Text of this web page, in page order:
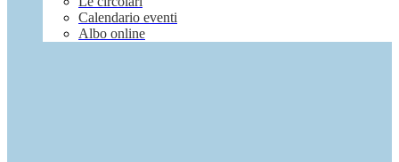
Calendario eventi
Albo online